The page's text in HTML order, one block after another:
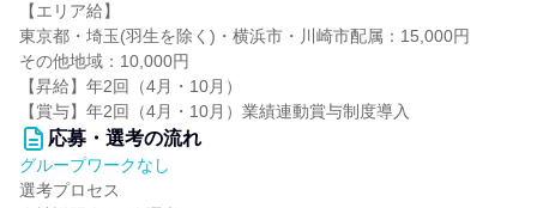
【エリア給】
東京都・埼玉(羽生を除く)・横浜市・川崎市配属：15,000円
その他地域：10,000円
【昇給】年2回（4月・10月）
【賞与】年2回（4月・10月）業績連動賞与制度導入
応募・選考の流れ
グループワークなし
選考プロセス